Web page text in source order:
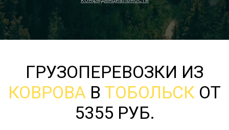
ГРУЗОПЕРЕВОЗКИ ИЗ
КОВРОВА В ТОБОЛЬСК ОТ
5355 РУБ.